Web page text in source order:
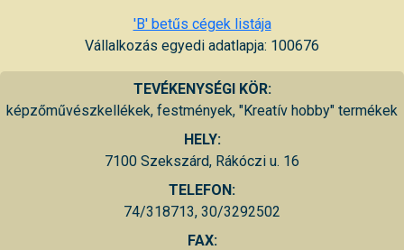
'B' betűs cégek listája
Vállalkozás egyedi adatlapja: 100676
TEVÉKENYSÉGI KÖR:
képzőművészkellékek, festmények, "Kreatív hobby" termékek
HELY:
7100 Szekszárd, Rákóczi u. 16
TELEFON:
74/318713, 30/3292502
FAX: